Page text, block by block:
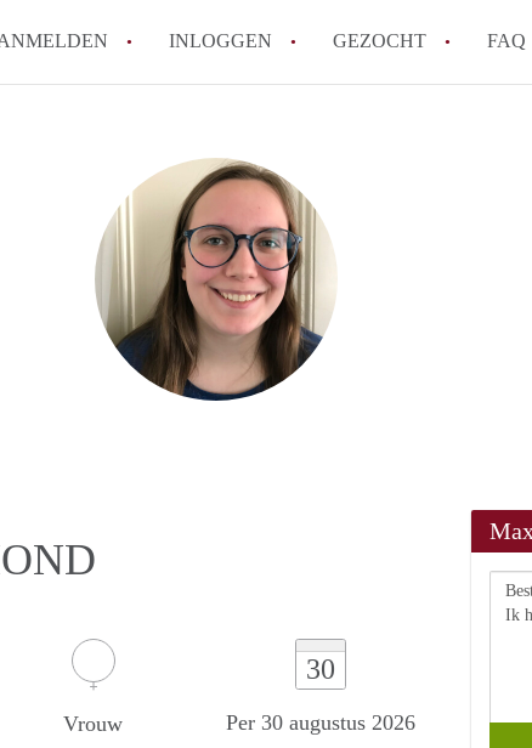
INLOGGEN GEZOCHT FAQ
Hoeveel kost het om te reageren op
Wat is de privacyverklaring van
Berekent KamerRoermond
Alle veelgestelde vragen
Vrouw
30
Per 30 augustus 2026